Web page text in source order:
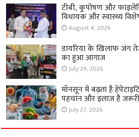
टीबी, कुपोषण और
विधायक और स्वास्थ्य
August 4, 2026
डायरिया के खिलाफ जंग
का हुआ आगाज
July 29, 2026
मॉनसून में बढ़ता है
पहचान और इलाज है जरूरी
July 27, 2026